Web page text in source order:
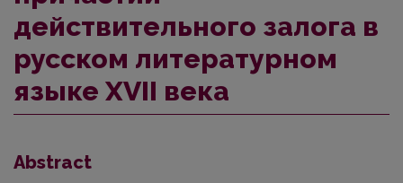
действительного залога в
русском литературном
языке XVII века
Abstract